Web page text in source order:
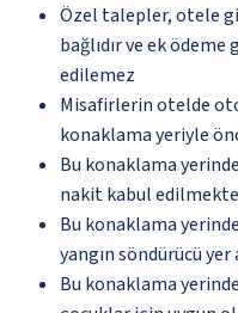
Özel talepler, otele
bağlıdır ve ek
edilemez
Misafirlerin otelde
konaklama yeriyle
Bu konaklama
nakit kabul
Bu konaklama
yangın söndürücü
Bu konaklama